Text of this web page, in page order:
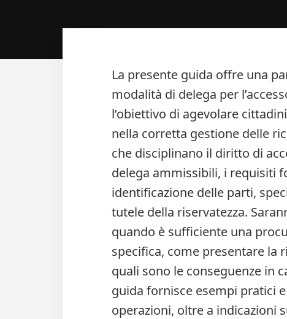
La presente guida offre una
modalità di delega per
l’obiettivo di agevolare
nella corretta gestione delle
che disciplinano il diritto di
delega ammissibili, i requisiti
identificazione delle parti,
tutele della riservatezza.
quando è sufficiente una
specifica, come presentare la
quali sono le conseguenze in
guida fornisce esempi pratici
operazioni, oltre a indicazioni